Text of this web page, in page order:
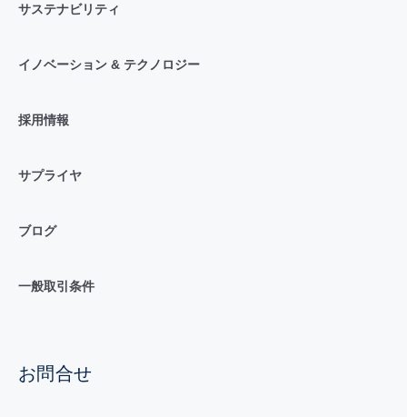
サステナビリティ
イノベーション & テクノロジー
採用情報
サプライヤ
ブログ
一般取引条件
お問合せ